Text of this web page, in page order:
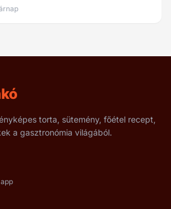
torta, sütemény, főétel recept,
a gasztronómia világából.